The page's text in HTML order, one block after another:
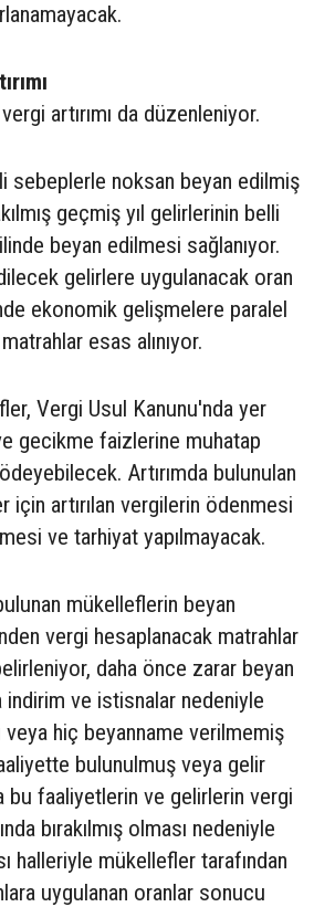
artırımı da düzenleniyor.
sebeplerle noksan beyan edilmiş
geçmiş yıl gelirlerinin belli
beyan edilmesi sağlanıyor.
gelirlere uygulanacak oran
ekonomik gelişmelere paralel
esas alınıyor.
Vergi Usul Kanunu'nda yer
gecikme faizlerine muhatap
Artırımda bulunulan
için artırılan vergilerin ödenmesi
ve tarhiyat yapılmayacak.
mükelleflerin beyan
vergi hesaplanacak matrahlar
daha önce zarar beyan
indirim ve istisnalar nedeniyle
veya hiç beyanname verilmemiş
bulunulmuş veya gelir
bu faaliyetlerin ve gelirlerin vergi
bırakılmış olması nedeniyle
halleriyle mükellefler tarafından
uygulanan oranlar sonucu